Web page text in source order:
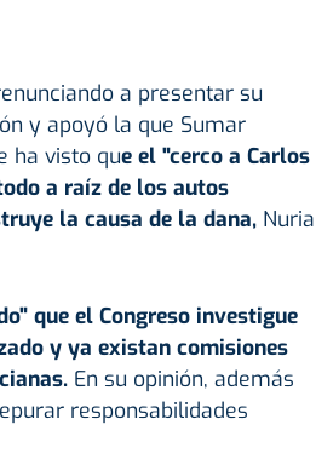
a presentar su
y apoyó la que Sumar
ha visto que el "cerco a Carlos
a raíz de los autos
la causa de la dana,Nuria
que el Congreso investigue
y ya existan comisiones
En su opinión, además
responsabilidades